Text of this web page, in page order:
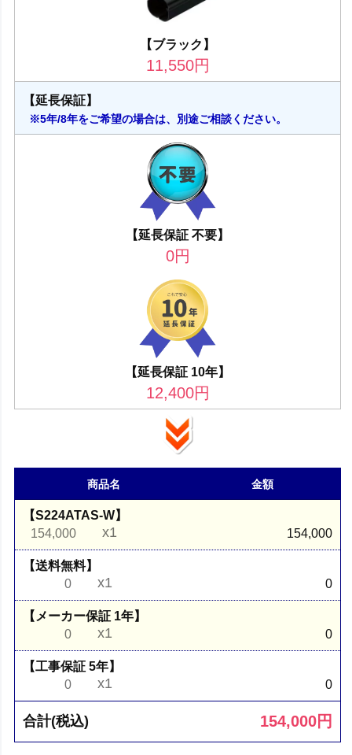
【ブラック】
11,550円
【延長保証】
※5年/8年をご希望の場合は、別途ご相談ください。
【延長保証 不要】
0円
【延長保証 10年】
12,400円
商品名 金額
【S224ATAS-W】
154,000
x1 154,000
【送料無料】
0
x1 0
【メーカー保証 1年】
0
x1 0
【工事保証 5年】
0
x1 0
合計(税込) 154,000円